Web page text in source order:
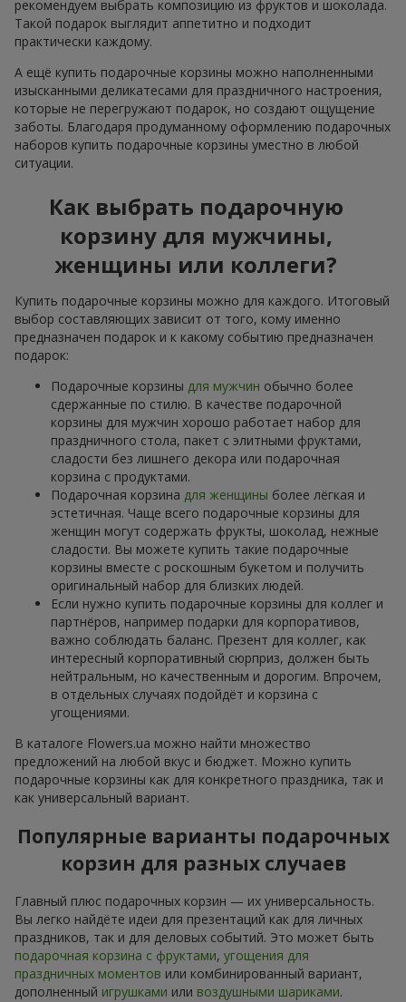
рекомендуем выбрать композицию из фруктов и шоколада.
Такой подарок выглядит аппетитно и подходит
практически каждому.
А ещё купить подарочные корзины можно наполненными
изысканными деликатесами для праздничного настроения,
которые не перегружают подарок, но создают ощущение
заботы. Благодаря продуманному оформлению подарочных
наборов купить подарочные корзины уместно в любой
ситуации.
Как выбрать подарочную
корзину для мужчины,
женщины или коллеги?
Купить подарочные корзины можно для каждого. Итоговый
выбор составляющих зависит от того, кому именно
предназначен подарок и к какому событию предназначен
подарок:
Подарочные корзины для мужчин обычно более
сдержанные по стилю. В качестве подарочной
корзины для мужчин хорошо работает набор для
праздничного стола, пакет с элитными фруктами,
сладости без лишнего декора или подарочная
корзина с продуктами.
Подарочная корзина для женщины более лёгкая и
эстетичная. Чаще всего подарочные корзины для
женщин могут содержать фрукты, шоколад, нежные
сладости. Вы можете купить такие подарочные
корзины вместе с роскошным букетом и получить
оригинальный набор для близких людей.
Если нужно купить подарочные корзины для коллег и
партнёров, например подарки для корпоративов,
важно соблюдать баланс. Презент для коллег, как
интересный корпоративный сюрприз, должен быть
нейтральным, но качественным и дорогим. Впрочем,
в отдельных случаях подойдёт и корзина с
угощениями.
В каталоге Flowers.ua можно найти множество
предложений на любой вкус и бюджет. Можно купить
подарочные корзины как для конкретного праздника, так и
как универсальный вариант.
Популярные варианты подарочных
корзин для разных случаев
Главный плюс подарочных корзин — их универсальность.
Вы легко найдёте идеи для презентаций как для личных
праздников, так и для деловых событий. Это может быть
подарочная корзина с фруктами, угощения для
праздничных моментов или комбинированный вариант,
дополненный игрушками или воздушными шариками.